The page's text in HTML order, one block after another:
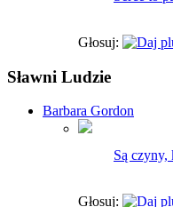
Głosuj:
Sławni Ludzie
Barbara Gordon
Są
Głosuj: